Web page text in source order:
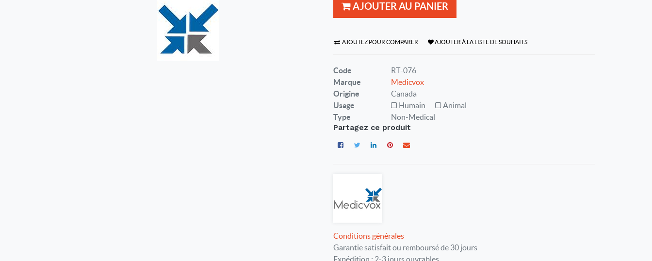
AJOUTER AU PANIER
AJOUTEZ POUR COMPARER AJOUTER À LA LISTE DE SOUHAITS
Code
RT-076
Marque
Medicvox
Origine
Canada
Usage
Humain
Animal
Type
Non-Medical
Partagez ce produit
Conditions générales
Garantie satisfait ou remboursé de 30 jours
Expédition : 2-3 jours ouvrables